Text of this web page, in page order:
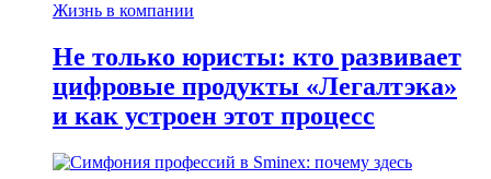
Жизнь в компании
Не только юристы: кто развивает
цифровые продукты «Легалтэка»
и как устроен этот процесс